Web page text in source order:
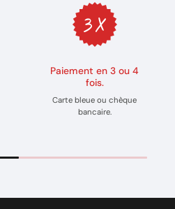
Paiement en 3 ou 4
fois.
Carte bleue ou chèque
bancaire.